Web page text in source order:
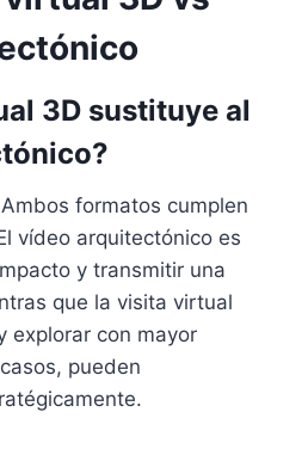
3D sustituye al
formatos cumplen
vídeo arquitectónico es
y transmitir una
que la visita virtual
explorar con mayor
pueden